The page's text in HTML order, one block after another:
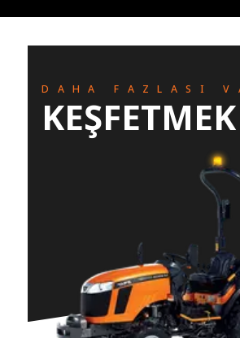
DAHA FAZLASI
KEŞFETMEK